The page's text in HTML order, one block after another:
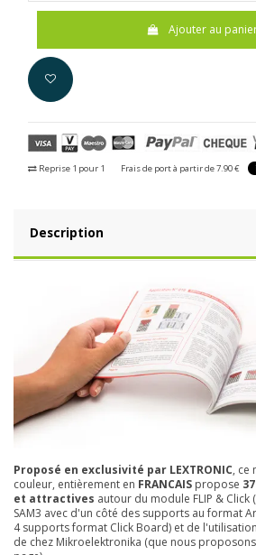
Ajouter au
Reprise 1 pour 1 Frais de port à partir de 7.90 €
Description
Proposé en exclusivité par LEXTRONIC, ce
couleur, entièrement en FRANCAIS propose
et attractives autour du module FLIP & Click
SAM3 avec d'un côté des supports au format
4 supports format Click Board) et de
de chez Mikroelektronika (que nous